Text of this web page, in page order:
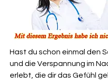
Hast du schon einmal den
und die Verspannung im
erlebt, die dir das Gefühl